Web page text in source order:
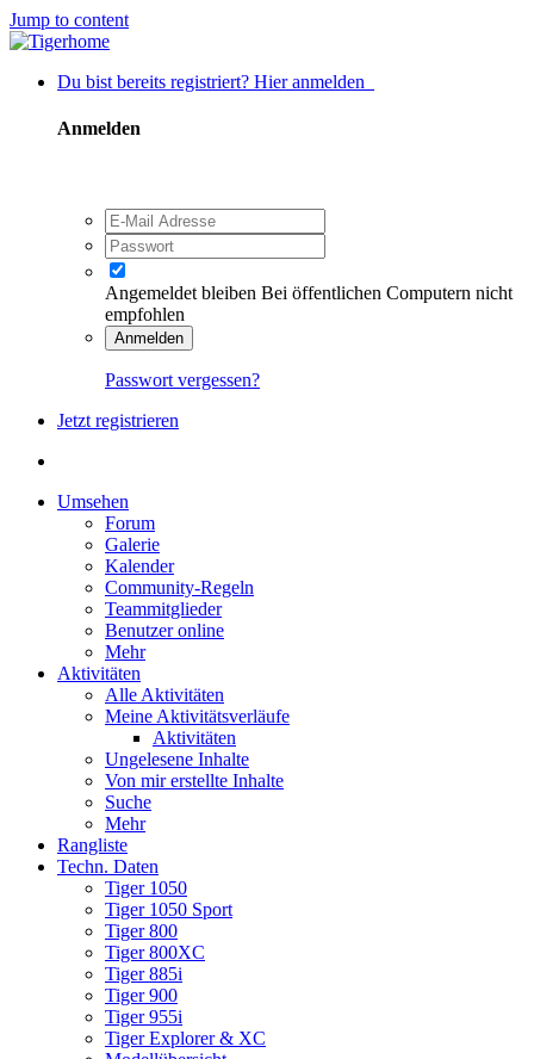
Jump to content
Du bist bereits registriert? Hier anmelden
Anmelden
Angemeldet bleiben Bei öffentlichen Computern nicht
empfohlen
Anmelden
Passwort vergessen?
Jetzt registrieren
Umsehen
Forum
Galerie
Kalender
Community-Regeln
Teammitglieder
Benutzer online
Mehr
Aktivitäten
Alle Aktivitäten
Meine Aktivitätsverläufe
Aktivitäten
Ungelesene Inhalte
Von mir erstellte Inhalte
Suche
Mehr
Rangliste
Techn. Daten
Tiger 1050
Tiger 1050 Sport
Tiger 800
Tiger 800XC
Tiger 885i
Tiger 900
Tiger 955i
Tiger Explorer & XC